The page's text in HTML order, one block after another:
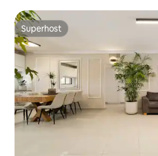
Superhost
Superhost